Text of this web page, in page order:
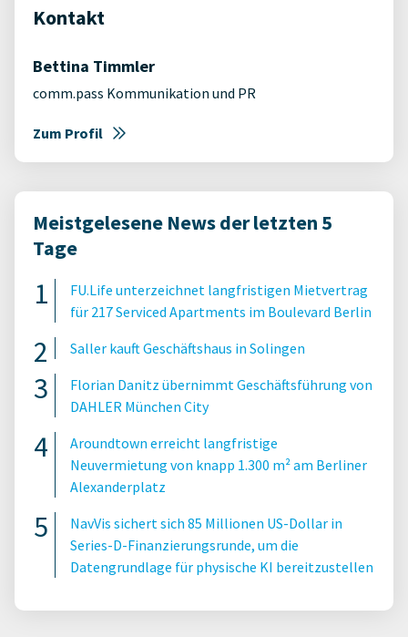
Kontakt
Bettina Timmler
comm.pass Kommunikation und PR
Zum Profil
Meistgelesene News der letzten 5
Tage
FU.Life unterzeichnet langfristigen Mietvertrag
für 217 Serviced Apartments im Boulevard Berlin
Saller kauft Geschäftshaus in Solingen
Florian Danitz übernimmt Geschäftsführung von
DAHLER München City
Aroundtown erreicht langfristige
Neuvermietung von knapp 1.300 m² am Berliner
Alexanderplatz
NavVis sichert sich 85 Millionen US-Dollar in
Series-D-Finanzierungsrunde, um die
Datengrundlage für physische KI bereitzustellen